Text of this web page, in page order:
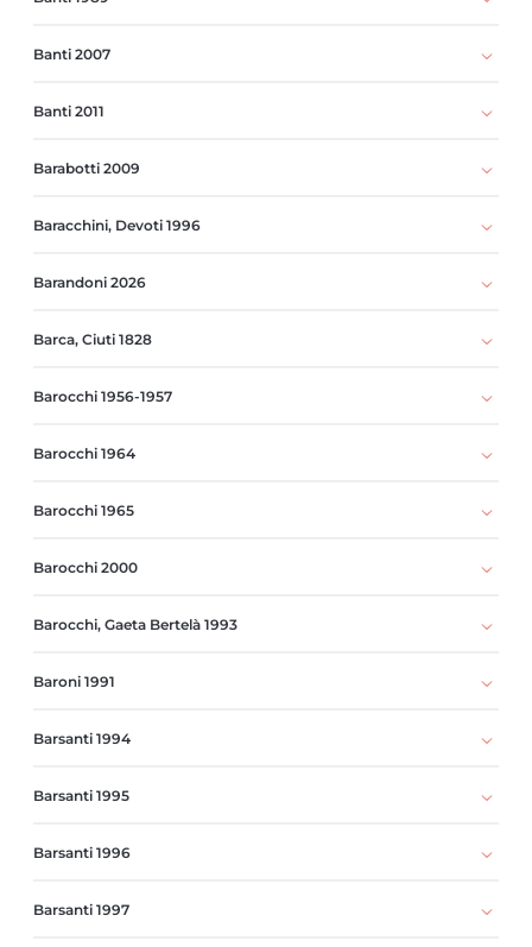
Banti 2007
Banti 2011
Barabotti 2009
Baracchini, Devoti 1996
Barandoni 2026
Barca, Ciuti 1828
Barocchi 1956-1957
Barocchi 1964
Barocchi 1965
Barocchi 2000
Barocchi, Gaeta Bertelà 1993
Baroni 1991
Barsanti 1994
Barsanti 1995
Barsanti 1996
Barsanti 1997